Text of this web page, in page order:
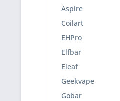
Aspire
Coilart
EHPro
Elfbar
Eleaf
Geekvape
Gobar